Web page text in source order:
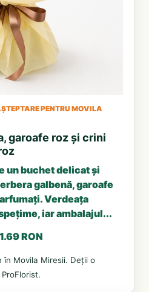
PENTRU MOVILA
garoafe roz și crini
un buchet delicat și
galbenă, garoafe
Verdeața
iar ambalajul...
RON
în Movila Miresii. Deții o